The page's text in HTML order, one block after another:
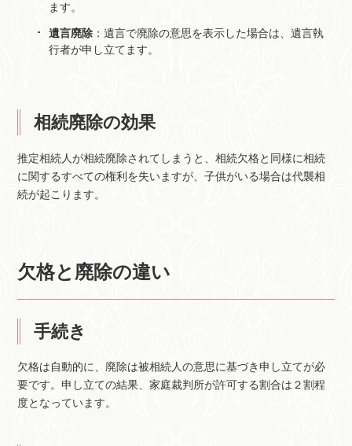
ます。
遺言廃除 ：遺言で廃除の意思を表示した場合は、遺言執
行者が申し立てます。
相続廃除の効果
推定相続人が相続廃除されてしまうと、相続欠格と同様に相続
に関するすべての権利を失いますが、子供がいる場合は代襲相
続が起こります。
欠格と廃除の違い
手続き
欠格は自動的に、廃除は被相続人の意思に基づき申し立てが必
要です。申し立ての結果、家庭裁判所が許可する割合は２割程
度となっています。